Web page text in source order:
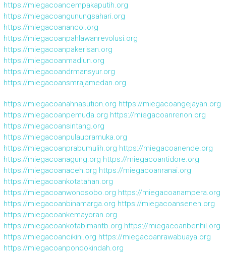
https://miegacoancempakaputih.org
https://miegacoangunungsahari.org
https://miegacoanancol.org
https://miegacoanpahlawanrevolusi.org
https://miegacoanpakerisan.org
https://miegacoanmadiun.org
https://miegacoandrmansyur.org
https://miegacoansmrajamedan.org
https://miegacoanahnasution.org https://miegacoangejayan.org
https://miegacoanpemuda.org https://miegacoanrenon.org
https://miegacoansintang.org
https://miegacoanpulaupramuka.org
https://miegacoanprabumulih.org https://miegacoanende.org
https://miegacoanagung.org https://miegacoantidore.org
https://miegacoanaceh.org https://miegacoanranai.org
https://miegacoankotatahan.org
https://miegacoanwonosobo.org https://miegacoanampera.org
https://miegacoanbinamarga.org https://miegacoansenen.org
https://miegacoankemayoran.org
https://miegacoankotabimantb.org https://miegacoanbenhil.org
https://miegacoancikini.org https://miegacoanrawabuaya.org
https://miegacoanpondokindah.org